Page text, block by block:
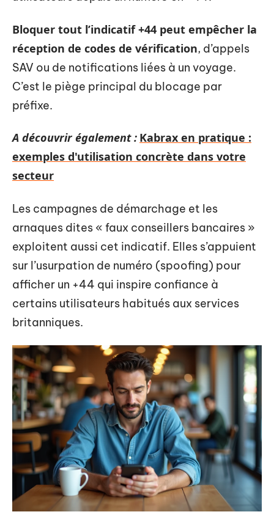
Bloquer tout l’indicatif +44 peut empêcher la
réception de codes de vérification, d’appels
SAV ou de notifications liées à un voyage.
C’est le piège principal du blocage par
préfixe.
A découvrir également : Kabrax en pratique :
exemples d'utilisation concrète dans votre
secteur
Les campagnes de démarchage et les
arnaques dites « faux conseillers bancaires »
exploitent aussi cet indicatif. Elles s’appuient
sur l’usurpation de numéro (spoofing) pour
afficher un +44 qui inspire confiance à
certains utilisateurs habitués aux services
britanniques.